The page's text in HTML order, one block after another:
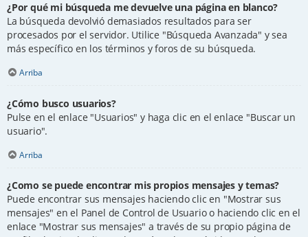
¿Por qué mi búsqueda me devuelve una página en blanco?
La búsqueda devolvió demasiados resultados para ser
procesados por el servidor. Utilice "Búsqueda Avanzada" y sea
más específico en los términos y foros de su búsqueda.
Arriba
¿Cómo busco usuarios?
Pulse en el enlace "Usuarios" y haga clic en el enlace "Buscar un
usuario".
Arriba
¿Como se puede encontrar mis propios mensajes y temas?
Puede encontrar sus mensajes haciendo clic en "Mostrar sus
mensajes" en el Panel de Control de Usuario o haciendo clic en el
enlace "Mostrar sus mensajes" a través de su propio página de